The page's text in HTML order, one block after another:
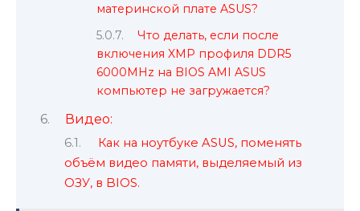
материнской плате ASUS?
Что делать, если после
включения XMP профиля DDR5
6000MHz на BIOS AMI ASUS
компьютер не загружается?
Видео:
Как на ноутбуке ASUS, поменять
объём видео памяти, выделяемый из
ОЗУ, в BIOS.